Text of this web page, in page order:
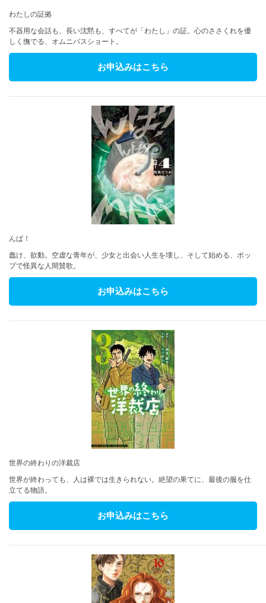
わたしの証拠
不器用な会話も、長い沈黙も、すべてが「わたし」の証。心のささくれを優
しく撫でる、オムニバスショート。
お申込みはこちら
んば！
蠢け、欲動。空虚な青年が、少女と出会い人生を壊し、そして始める、ポッ
プで怪異な人間賛歌。
お申込みはこちら
世界の終わりの洋裁店
世界が終わっても、人は裸では生きられない。絶望の果てに、最後の服を仕
立てる物語。
お申込みはこちら